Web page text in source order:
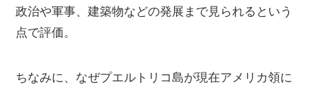
政治や軍事、建築物などの発展まで見られるという
点で評価。
ちなみに、なぜプエルトリコ島が現在アメリカ領に